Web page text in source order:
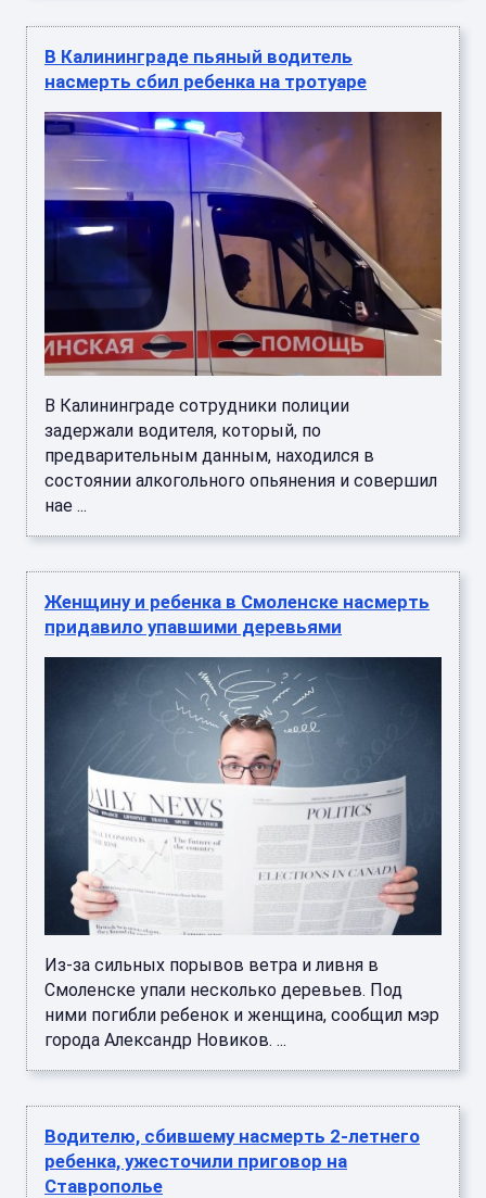
В Калининграде пьяный водитель
насмерть сбил ребенка на тротуаре
В Калининграде сотрудники полиции
задержали водителя, который, по
предварительным данным, находился в
состоянии алкогольного опьянения и совершил
нае ...
Женщину и ребенка в Смоленске насмерть
придавило упавшими деревьями
Из-за сильных порывов ветра и ливня в
Смоленске упали несколько деревьев. Под
ними погибли ребенок и женщина, сообщил мэр
города Александр Новиков. ...
Водителю, сбившему насмерть 2-летнего
ребенка, ужесточили приговор на
Ставрополье